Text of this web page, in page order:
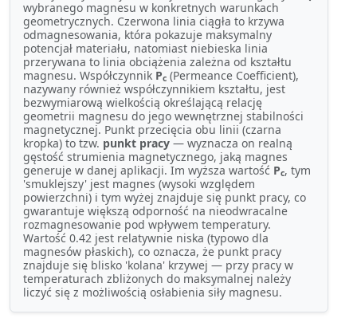
wybranego magnesu w konkretnych warunkach
geometrycznych. Czerwona linia ciągła to krzywa
odmagnesowania, która pokazuje maksymalny
potencjał materiału, natomiast niebieska linia
przerywana to linia obciążenia zależna od kształtu
magnesu. Współczynnik Pc (Permeance Coefficient),
nazywany również współczynnikiem kształtu, jest
bezwymiarową wielkością określającą relację
geometrii magnesu do jego wewnętrznej stabilności
magnetycznej. Punkt przecięcia obu linii (czarna
kropka) to tzw. punkt pracy — wyznacza on realną
gęstość strumienia magnetycznego, jaką magnes
generuje w danej aplikacji. Im wyższa wartość Pc, tym
'smuklejszy' jest magnes (wysoki względem
powierzchni) i tym wyżej znajduje się punkt pracy, co
gwarantuje większą odporność na nieodwracalne
rozmagnesowanie pod wpływem temperatury.
Wartość 0.42 jest relatywnie niska (typowo dla
magnesów płaskich), co oznacza, że punkt pracy
znajduje się blisko 'kolana' krzywej — przy pracy w
temperaturach zbliżonych do maksymalnej należy
liczyć się z możliwością osłabienia siły magnesu.